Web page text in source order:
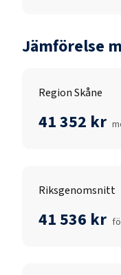
Jämförelse
Region Skåne
41 352 kr
Riksgenomsnitt
41 536 kr